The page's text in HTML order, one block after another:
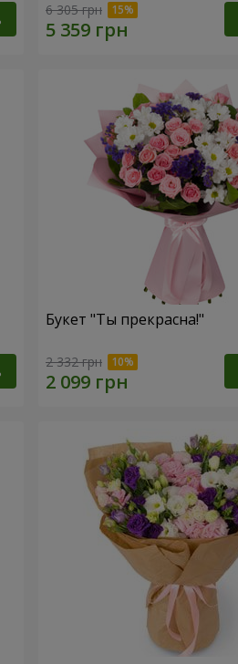
6 305 грн
Букет "Ты прекрасна!"
2 332 грн